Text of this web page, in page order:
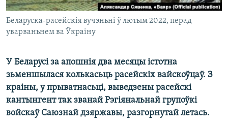
Беларуска-расейскія вучэньні ў лютым 2022, перад
уварваньнем ва Ўкраіну
У Беларусі за апошнія два месяцы істотна
зьменшылася колькасьць расейскіх вайскоўцаў. З
краіны, у прыватнасьці, выведзены расейскі
кантынгент так званай Рэгіянальнай групоўкі
войскаў Саюзнай дзяржавы, разгорнутай летась.